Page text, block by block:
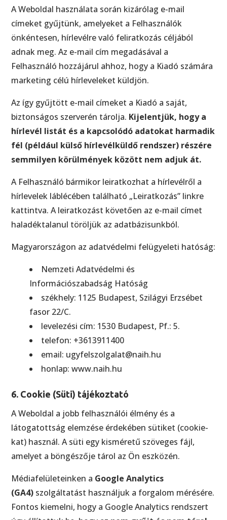
A Weboldal használata során kizárólag e-mail
címeket gyűjtünk, amelyeket a Felhasználók
önkéntesen, hírlevélre való feliratkozás céljából
adnak meg. Az e-mail cím megadásával a
Felhasználó hozzájárul ahhoz, hogy a Kiadó számára
marketing célú hírleveleket küldjön.
Az így gyűjtött e-mail címeket a Kiadó a saját,
biztonságos szerverén tárolja. Kijelentjük, hogy a
hírlevél listát és a kapcsolódó adatokat harmadik
fél (például külső hírlevélküldő rendszer) részére
semmilyen körülmények között nem adjuk át.
A Felhasználó bármikor leiratkozhat a hírlevélről a
hírlevelek láblécében található „Leiratkozás” linkre
kattintva. A leiratkozást követően az e-mail címet
haladéktalanul töröljük az adatbázisunkból.
Magyarországon az adatvédelmi felügyeleti hatóság:
Nemzeti Adatvédelmi és
Információszabadság Hatóság
székhely: 1125 Budapest, Szilágyi Erzsébet
fasor 22/C.
levelezési cím: 1530 Budapest, Pf.: 5.
telefon: +3613911400
email: ugyfelszolgalat@naih.hu
honlap: www.naih.hu
6. Cookie (Süti) tájékoztató
A Weboldal a jobb felhasználói élmény és a
látogatottság elemzése érdekében sütiket (cookie-
kat) használ. A süti egy kisméretű szöveges fájl,
amelyet a böngészője tárol az Ön eszközén.
Médiafelületeinken a Google Analytics
(GA4) szolgáltatást használjuk a forgalom mérésére.
Fontos kiemelni, hogy a Google Analytics rendszert